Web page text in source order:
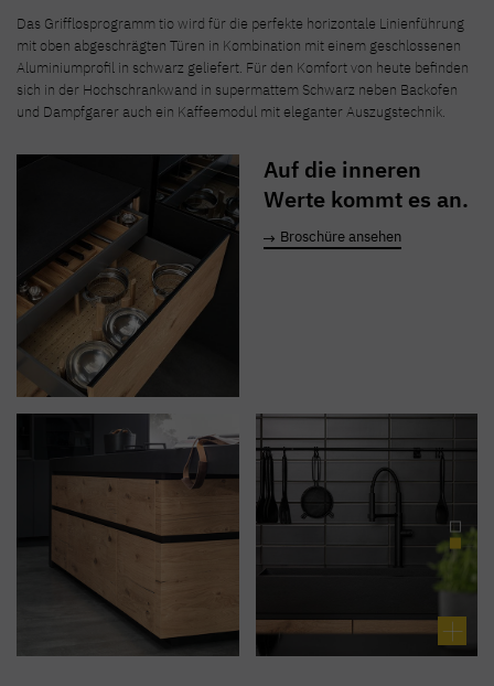
Das Grifflosprogramm tio wird für die perfekte horizontale Linienführung
mit oben abgeschrägten Türen in Kombination mit einem geschlossenen
Aluminiumprofil in schwarz geliefert. Für den Komfort von heute befinden
sich in der Hochschrankwand in supermattem Schwarz neben Backofen
und Dampfgarer auch ein Kaffeemodul mit eleganter Auszugstechnik.
Auf die inneren
Werte kommt es an.
Broschüre ansehen